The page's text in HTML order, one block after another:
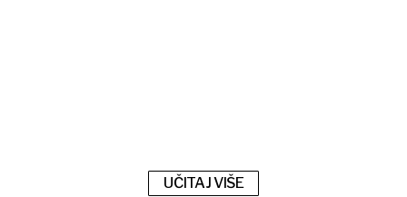
UČITAJ VIŠE